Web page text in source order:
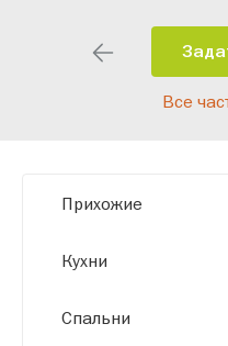
помещения и
Благодаря
размерам.
Все
Прихожие
Кухни
Спальни